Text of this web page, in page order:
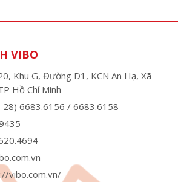
VIBO
Khu G, Đường D1, KCN An Hạ, Xã
Hồ Chí Minh
28) 6683.6156 / 6683.6158
vibo.com.vn/